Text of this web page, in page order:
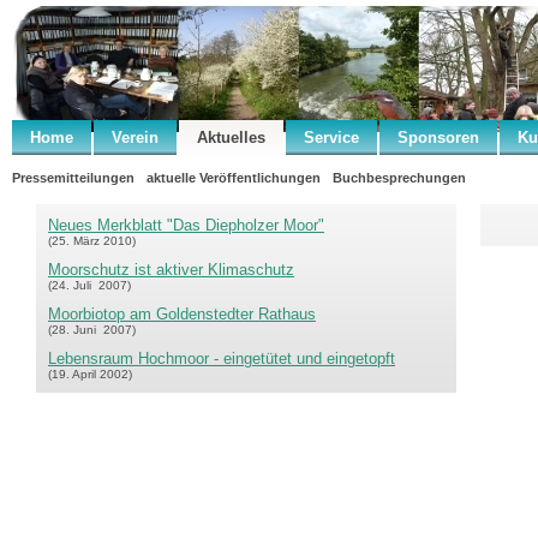
Home Verein Aktuelles Service Sponsoren
Pressemitteilungen aktuelle Veröffentlichungen Buchbesprechungen
Neues Merkblatt "Das Diepholzer Moor"
(25. März 2010)
Moorschutz ist aktiver Klimaschutz
(24. Juli 2007)
Moorbiotop am Goldenstedter Rathaus
(28. Juni 2007)
Lebensraum Hochmoor - eingetütet und eingetopft
(19. April 2002)